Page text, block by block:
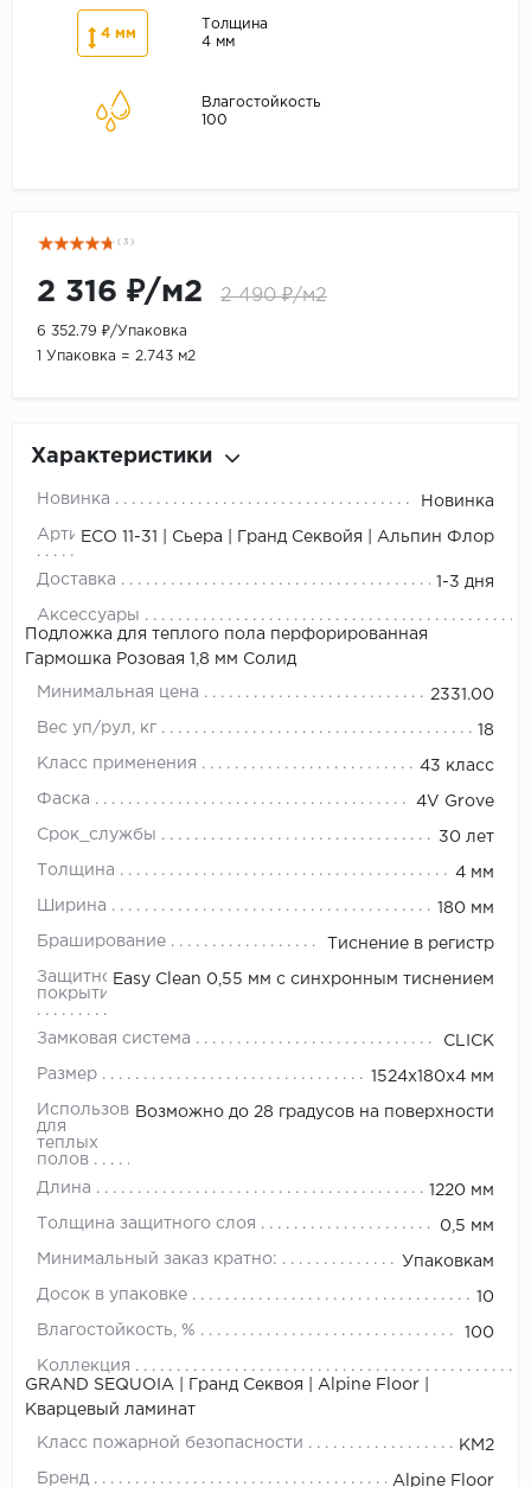
4 мм
Толщина
4 мм
Влагостойкость
100
( 3 )
2 316 ₽/м2 2 490 ₽/м2
6 352.79 ₽/Упаковка
1 Упаковка = 2.743 м2
Характеристики
Новинка Новинка
АртикулЕСО 11-31 | Сьера | Гранд Секвойя | Альпин Флор
Доставка 1-3 дня
Аксессуары
Подложка для теплого пола перфорированная
Гармошка Розовая 1,8 мм Солид
Минимальная цена 2331.00
Вес уп/рул, кг 18
Класс применения 43 класс
Фаска 4V Grove
Срок_службы 30 лет
Толщина 4 мм
Ширина 180 мм
Браширование Тиснение в регистр
Защитное
покрытие
Easy Clean 0,55 мм с синхронным тиснением
Замковая система CLICK
Размер 1524х180х4 мм
Использование
для
теплых
полов
Возможно до 28 градусов на поверхности
Длина 1220 мм
Толщина защитного слоя 0,5 мм
Минимальный заказ кратно: Упаковкам
Досок в упаковке 10
Влагостойкость, % 100
Коллекция
GRAND SEQUOIA | Гранд Секвоя | Alpine Floor |
Кварцевый ламинат
Класс пожарной безопасности КМ2
Бренд Alpine Floor